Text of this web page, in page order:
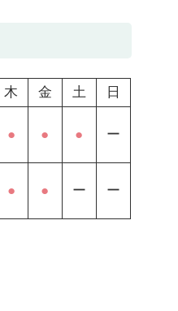
木 金 土 日
● ● ● ー
● ● ー ー